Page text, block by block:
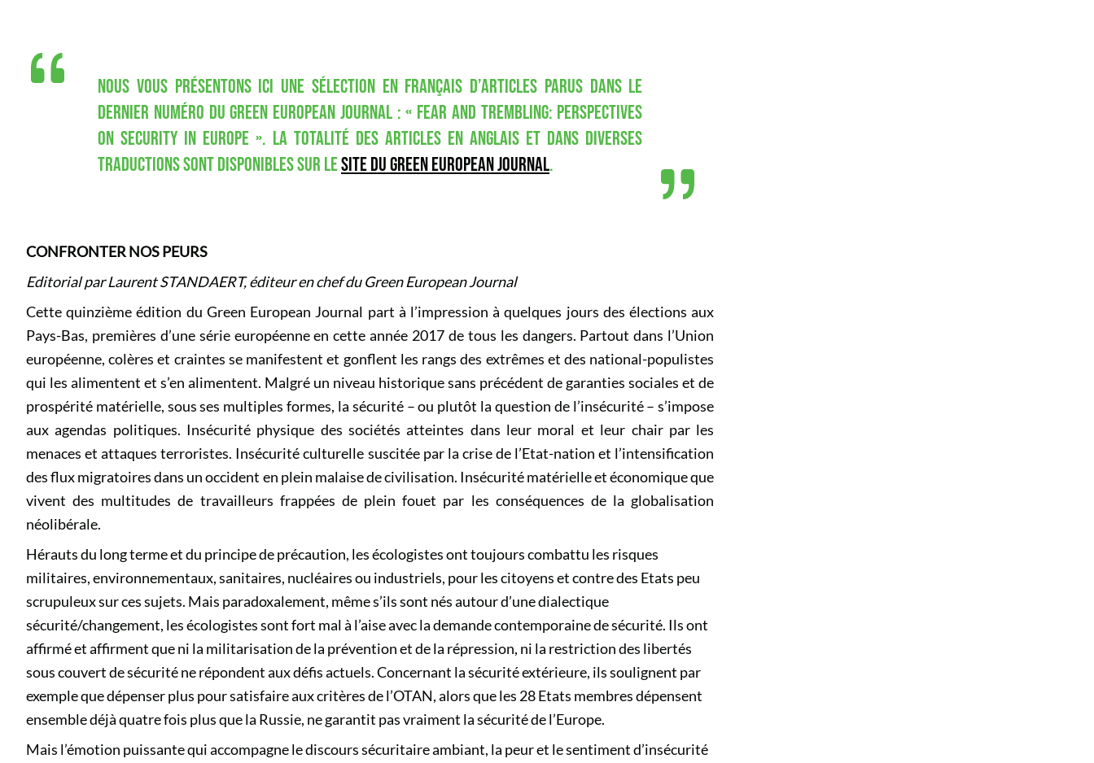
NOUS VOUS PRÉSENTONS ICI UNE SÉLECTION EN FRANÇAIS D’ARTICLES PARUS DANS LE
DERNIER NUMÉRO DU GREEN EUROPEAN JOURNAL : « FEAR AND TREMBLING: PERSPECTIVES
ON SECURITY IN EUROPE ». LA TOTALITÉ DES ARTICLES EN ANGLAIS ET DANS DIVERSES
TRADUCTIONS SONT DISPONIBLES SUR LESITE DU GREEN EUROPEAN JOURNAL.
CONFRONTER NOS PEURS
Editorial par Laurent STANDAERT, éditeur en chef du Green European Journal
Cette quinzième édition du Green European Journal part à l’impression à quelques jours des élections aux
Pays-Bas, premières d’une série européenne en cette année 2017 de tous les dangers. Partout dans l’Union
européenne, colères et craintes se manifestent et gonflent les rangs des extrêmes et des national-populistes
qui les alimentent et s’en alimentent. Malgré un niveau historique sans précédent de garanties sociales et de
prospérité matérielle, sous ses multiples formes, la sécurité – ou plutôt la question de l’insécurité – s’impose
aux agendas politiques. Insécurité physique des sociétés atteintes dans leur moral et leur chair par les
menaces et attaques terroristes. Insécurité culturelle suscitée par la crise de l’Etat-nation et l’intensification
des flux migratoires dans un occident en plein malaise de civilisation. Insécurité matérielle et économique que
vivent des multitudes de travailleurs frappées de plein fouet par les conséquences de la globalisation
néolibérale.
Hérauts du long terme et du principe de précaution, les écologistes ont toujours combattu les risques
militaires, environnementaux, sanitaires, nucléaires ou industriels, pour les citoyens et contre des Etats peu
scrupuleux sur ces sujets. Mais paradoxalement, même s’ils sont nés autour d’une dialectique
sécurité/changement, les écologistes sont fort mal à l’aise avec la demande contemporaine de sécurité. Ils ont
affirmé et affirment que ni la militarisation de la prévention et de la répression, ni la restriction des libertés
sous couvert de sécurité ne répondent aux défis actuels. Concernant la sécurité extérieure, ils soulignent par
exemple que dépenser plus pour satisfaire aux critères de l’OTAN, alors que les 28 Etats membres dépensent
ensemble déjà quatre fois plus que la Russie, ne garantit pas vraiment la sécurité de l’Europe.
Mais l’émotion puissante qui accompagne le discours sécuritaire ambiant, la peur et le sentiment d’insécurité